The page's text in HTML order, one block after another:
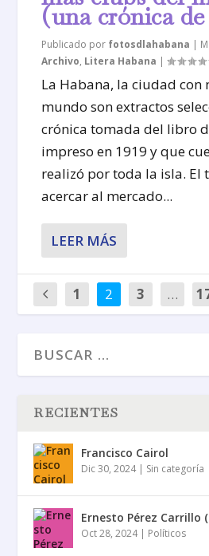
(una crónica de
Publicado por fotosdlahabana |
Archivo, Litera Habana |
La Habana, la ciudad con
mundo son extractos
crónica tomada del libro
impreso en 1919 y que
realizó por toda la isla. El
acercar al mercado...
LEER MÁS
1 2 3 …
RECIENTES
Francisco Cairol
Dic 30, 2024| Sin categoría
Ernesto Pérez Carrillo
Oct 28, 2024| Políticos